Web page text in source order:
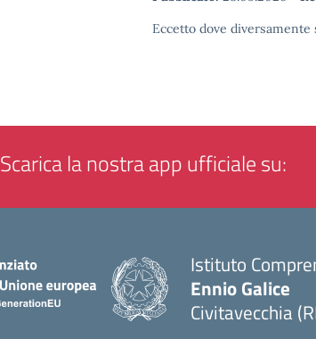
Eccetto dove
Scarica la nostra app ufficiale su:
Istituto
Ennio Galice
Civitavecchia